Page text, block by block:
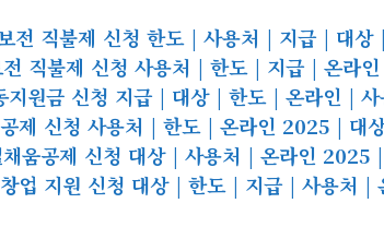
전 직불제 신청 한도 | 사용처 | 지급 | 대
직불제 신청 사용처 | 한도 | 지급 | 온라
지원금 신청 지급 | 대상 | 한도 | 온라인 | 사
제 신청 사용처 | 한도 | 온라인 2025 | 대
움공제 신청 대상 | 사용처 | 온라인 2025
업 지원 신청 대상 | 한도 | 지급 | 사용처 |